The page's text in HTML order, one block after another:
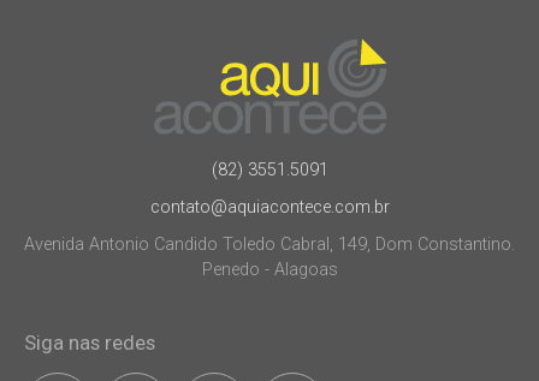
(82) 3551.5091
contato@aquiacontece.com.br
Avenida Antonio Candido Toledo Cabral, 149, Dom Constantino.
Penedo - Alagoas
Siga nas redes